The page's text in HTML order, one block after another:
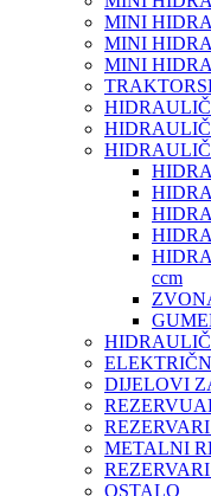
MINI
MINI
MINI
ccm
DIJELOVI
METALNI
OSTALO